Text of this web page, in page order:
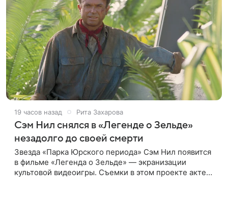
19 часов назад Рита Захарова
Сэм Нил снялся в «Легенде о Зельде»
незадолго до своей смерти
Звезда «Парка Юрского периода» Сэм Нил появится
в фильме «Легенда о Зельде» — экранизации
культовой видеоигры. Съемки в этом проекте актер